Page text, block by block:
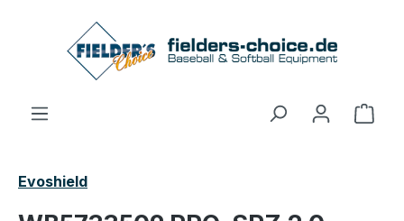
Zum Hauptinhalt springen
Evoshield